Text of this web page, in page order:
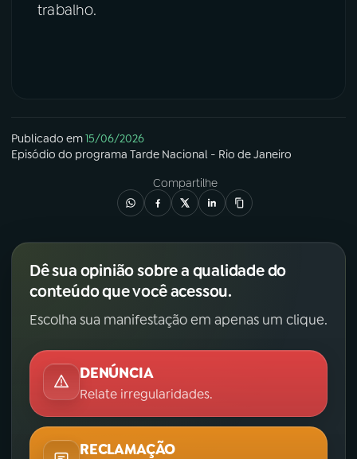
trabalho.
Publicado em15/06/2026
Episódio do programa Tarde Nacional - Rio de Janeiro
Compartilhe
Dê sua opinião sobre a qualidade do
conteúdo que você acessou.
Escolha sua manifestação em apenas um clique.
DENÚNCIA
Relate irregularidades.
RECLAMAÇÃO